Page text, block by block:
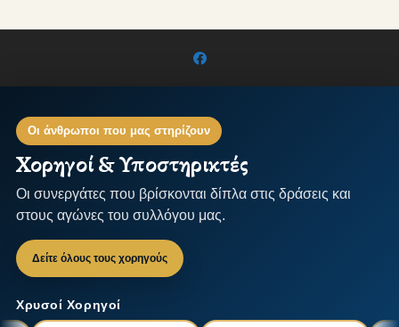
Οι άνθρωποι που μας στηρίζουν
Χορηγοί & Υποστηρικτές
Οι συνεργάτες που βρίσκονται δίπλα στις δράσεις και
στους αγώνες του συλλόγου μας.
Δείτε όλους τους χορηγούς
Χρυσοί Χορηγοί